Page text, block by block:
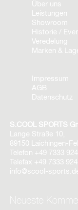
Über uns
Leistungen
Showroom
Historie /
Veredelung
Marken &
Impressum
AGB
Datenschutz
S.COOL SPORTS
Lange Straße 10,
89150 Laichingen-
Telefon +49 7333
Telefax +49 7333
info@scool-
Neueste